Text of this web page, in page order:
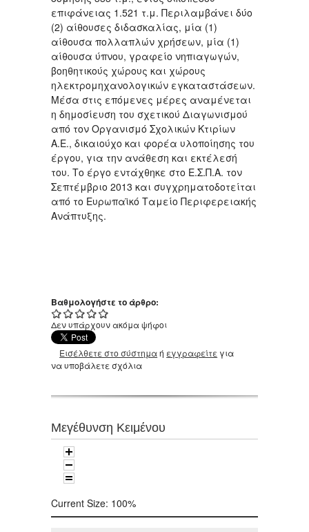
επιφάνειας 1.521 τ.μ. Περιλαμβάνει δύο
(2) αίθουσες διδασκαλίας, μία (1)
αίθουσα πολλαπλών χρήσεων, μία (1)
αίθουσα ύπνου, γραφείο νηπιαγωγών,
βοηθητικούς χώρους και χώρους
ηλεκτρομηχανολογικών εγκαταστάσεων.
Μέσα στις επόμενες μέρες αναμένεται
η δημοσίευση του σχετικού Διαγωνισμού
από τον Οργανισμό Σχολικών Κτιρίων
Α.Ε., δικαιούχο και φορέα υλοποίησης του
έργου, για την ανάθεση και εκτέλεσή
του. Το έργο εντάχθηκε στο Ε.Σ.Π.Α. τον
Σεπτέμβριο 2013 και συγχρηματοδοτείται
από το Ευρωπαϊκό Ταμείο Περιφερειακής
Ανάπτυξης.
Βαθμολογήστε το άρθρο:
Δεν υπάρχουν ακόμα ψήφοι
Εισέλθετε στο σύστημαή εγγραφείτε για
να υποβάλετε σχόλια
Μεγέθυνση Κειμένου
Current Size: 100%